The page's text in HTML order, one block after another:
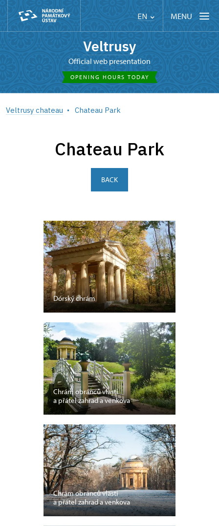
EN MENU
Veltrusy
Official web presentation
OPENING HOURS TODAY
Veltrusy chateau Chateau Park
Chateau Park
BACK
Dórský chrám
Chrám obránců vlasti
a přátel zahrad a venkova
Chrám obránců vlasti
a přátel zahrad a venkova